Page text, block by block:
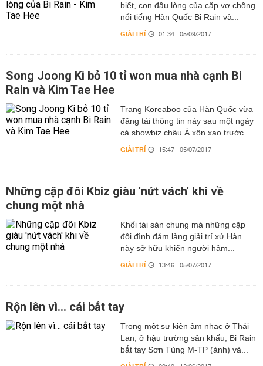
biết, con đầu lòng của cặp vợ chồng
nổi tiếng Hàn Quốc Bi Rain và...
GIẢI TRÍ 01:34 | 05/09/2017
Song Joong Ki bỏ 10 tỉ won mua nhà cạnh Bi
Rain và Kim Tae Hee
Trang Koreaboo của Hàn Quốc vừa
đăng tải thông tin này sau một ngày
cả showbiz châu Á xôn xao trước...
GIẢI TRÍ 15:47 | 05/07/2017
Những cặp đôi Kbiz giàu 'nứt vách' khi về
chung một nhà
Khối tài sản chung mà những cặp
đôi đình đám làng giải trí xứ Hàn
này sở hữu khiến người hâm...
GIẢI TRÍ 13:46 | 05/07/2017
Rộn lên vì… cái bắt tay
Trong một sự kiện âm nhạc ở Thái
Lan, ở hậu trường sân khấu, Bi Rain
bắt tay Sơn Tùng M-TP (ảnh) và...